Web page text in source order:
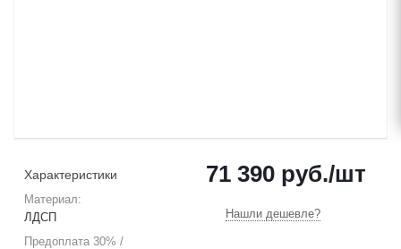
Характеристики
Материал:
ЛДСП
Предоплата 30% /
71 390руб./шт
Нашли дешевле?